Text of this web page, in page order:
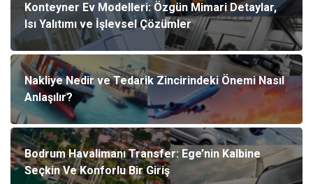
Konteyner Ev Modelleri: Özgün Mimari Detaylar,
Isı Yalıtımı ve İşlevsel Çözümler
Nakliye Nedir ve Tedarik Zincirindeki Önemi Nasıl
Anlaşılır?
Bodrum Havalimanı Transfer: Ege’nin Kalbine
Seçkin Ve Konforlu Bir Giriş